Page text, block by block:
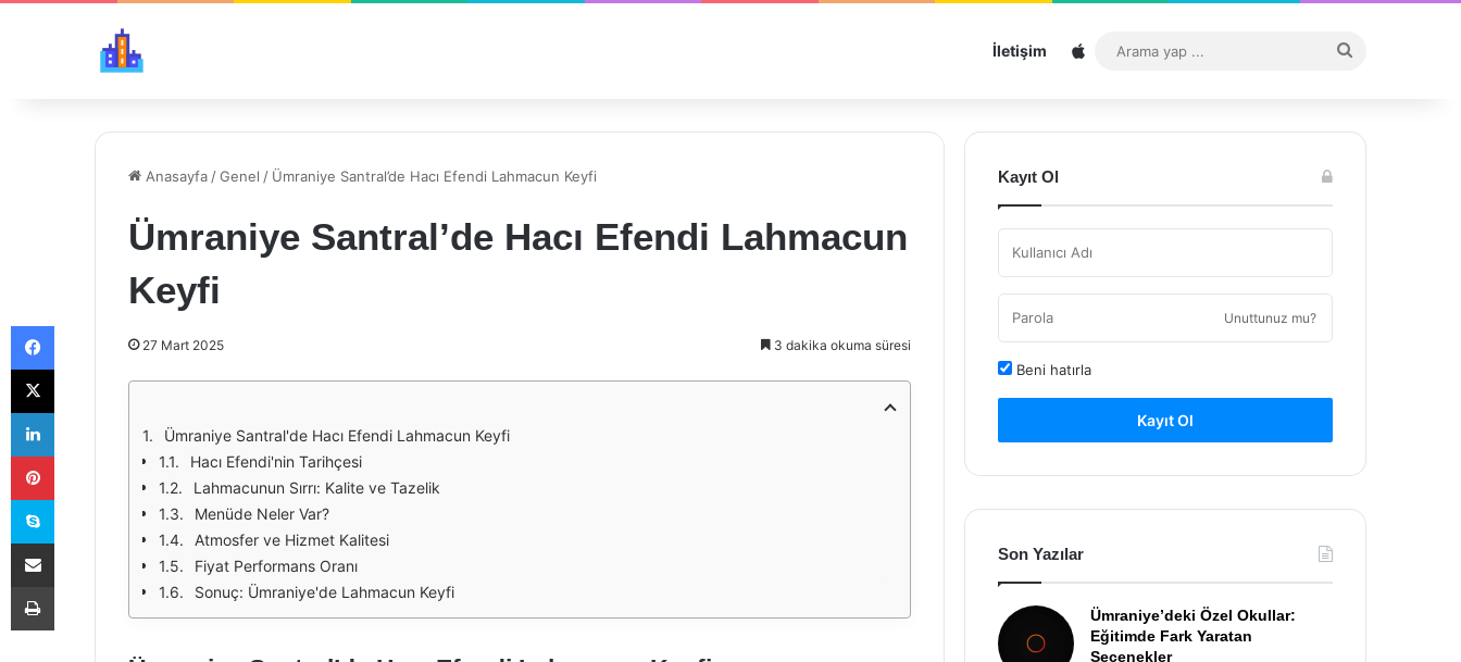
İletişim Sitemap
...
Anasayfa /Genel / Ümraniye Santral’de Hacı Efendi Lahmacun Keyfi
Ümraniye Santral’de Hacı Efendi Lahmacun
Keyfi
27 Mart 2025 3 dakika okuma süresi
Ümraniye Santral'de Hacı Efendi Lahmacun Keyfi
Hacı Efendi'nin Tarihçesi
Lahmacunun Sırrı: Kalite ve Tazelik
Menüde Neler Var?
Atmosfer ve Hizmet Kalitesi
Fiyat Performans Oranı
Sonuç: Ümraniye'de Lahmacun Keyfi
Kayıt Ol
Unuttunuz mu?
Beni hatırla
Kayıt Ol
Son Yazılar
Ümraniye’deki Özel Okullar:
Eğitimde Fark Yaratan
Seçenekler
Facebook
X
LinkedIn
Pinterest
Skype
E-Posta ile paylaş